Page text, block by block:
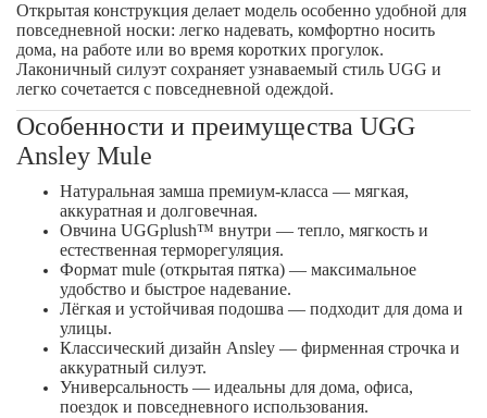
Открытая конструкция делает модель особенно удобной для
повседневной носки: легко надевать, комфортно носить
дома, на работе или во время коротких прогулок.
Лаконичный силуэт сохраняет узнаваемый стиль UGG и
легко сочетается с повседневной одеждой.
Особенности и преимущества UGG
Ansley Mule
Натуральная замша премиум-класса — мягкая,
аккуратная и долговечная.
Овчина UGGplush™ внутри — тепло, мягкость и
естественная терморегуляция.
Формат mule (открытая пятка) — максимальное
удобство и быстрое надевание.
Лёгкая и устойчивая подошва — подходит для дома и
улицы.
Классический дизайн Ansley — фирменная строчка и
аккуратный силуэт.
Универсальность — идеальны для дома, офиса,
поездок и повседневного использования.